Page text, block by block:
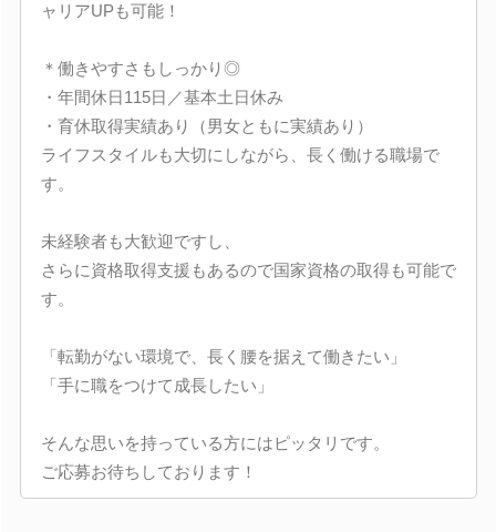
ャリアUPも可能！
＊働きやすさもしっかり◎
・年間休日115日／基本土日休み
・育休取得実績あり（男女ともに実績あり）
ライフスタイルも大切にしながら、長く働ける職場で
す。
未経験者も大歓迎ですし、
さらに資格取得支援もあるので国家資格の取得も可能で
す。
「転勤がない環境で、長く腰を据えて働きたい」
「手に職をつけて成長したい」
そんな思いを持っている方にはピッタリです。
ご応募お待ちしております！